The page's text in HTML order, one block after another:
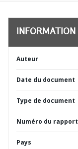
INFORMATION
Auteur
Date du document
Type de document
Numéro du rapport
Pays